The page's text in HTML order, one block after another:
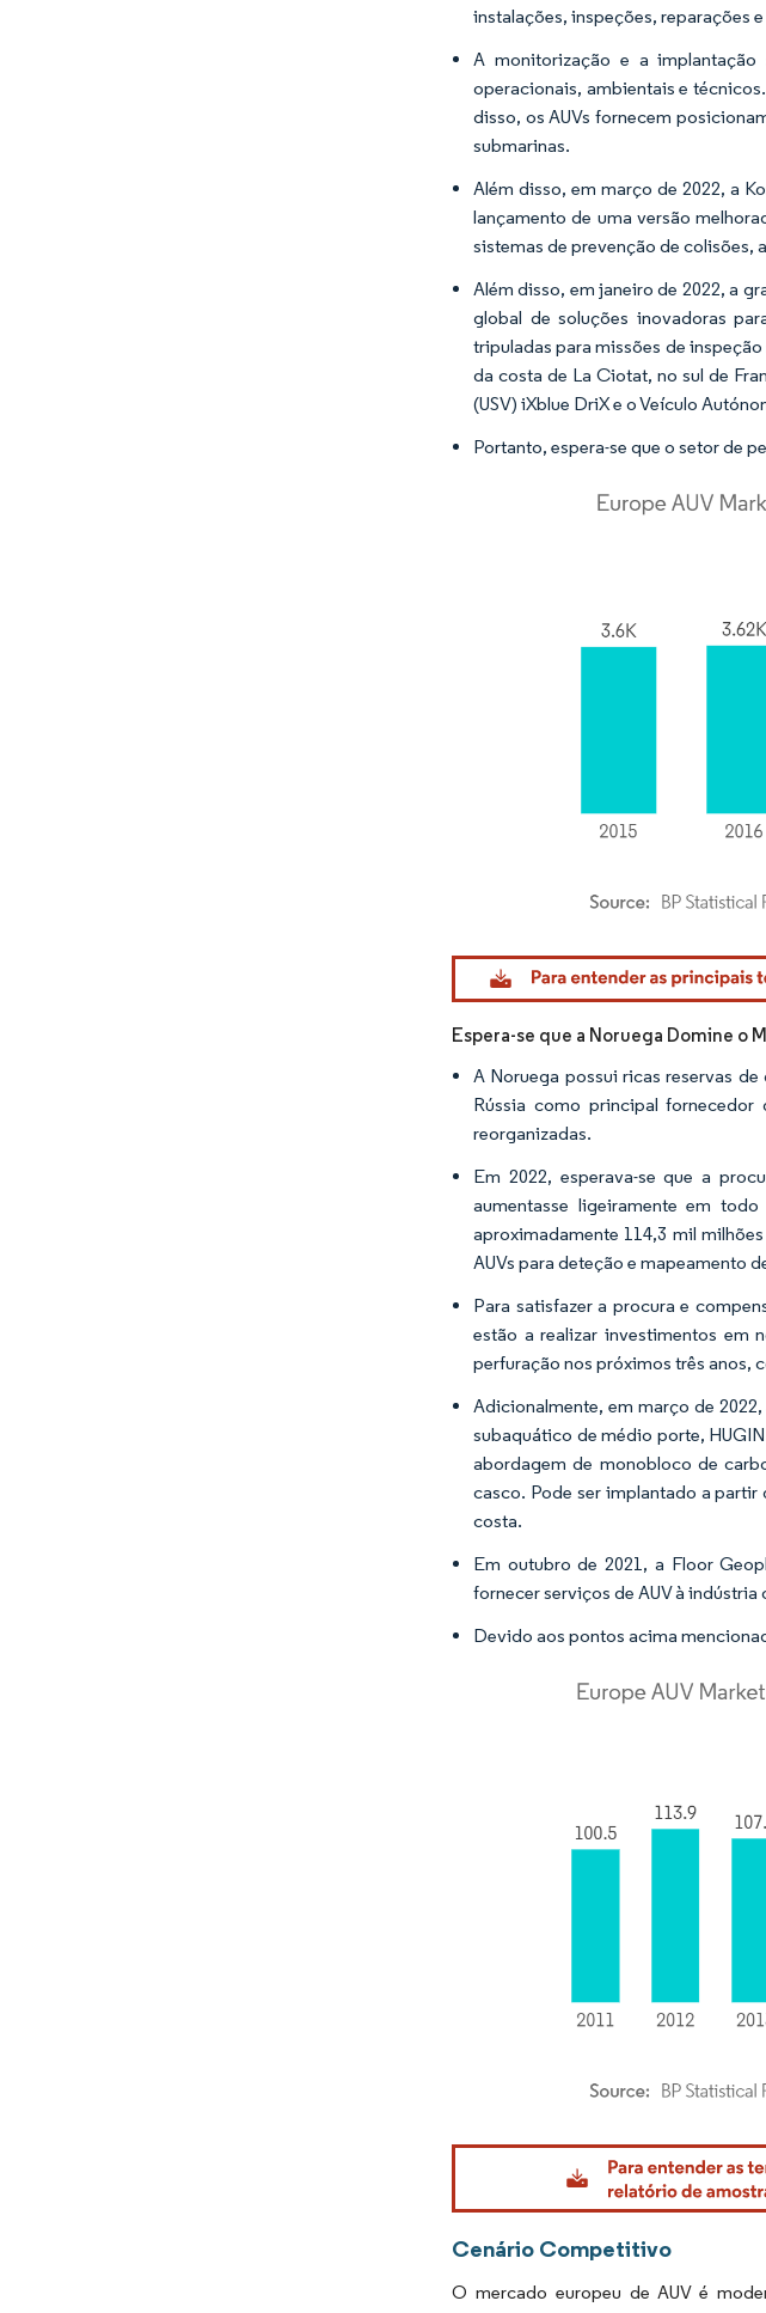
instalações, inspeções, reparações
A monitorização e a implantação
operacionais, ambientais e
disso, os AUVs fornecem
submarinas.
Além disso, em março de 2022, a
lançamento de uma versão
sistemas de prevenção de colisões,
Além disso, em janeiro de 2022, a
global de soluções inovadoras
tripuladas para missões de
da costa de La Ciotat, no sul de
(USV) iXblue DriX e o Veículo
Portanto, espera-se que o setor de
Imagem © Mordor Intelligence. O reuso requer
Espera-se que a Noruega Domine o
A Noruega possui ricas reservas
Rússia como principal
reorganizadas.
Em 2022, esperava-se que a
aumentasse ligeiramente em
aproximadamente 114,3 mil
AUVs para deteção e mapeamento
Para satisfazer a procura e
estão a realizar investimentos em
perfuração nos próximos três anos,
Adicionalmente, em março de
subaquático de médio porte,
abordagem de monobloco de
casco. Pode ser implantado a partir
costa.
Em outubro de 2021, a Floor
fornecer serviços de AUV à indústria
Devido aos pontos acima
Imagem © Mordor Intelligence. O reuso requer
Cenário Competitivo
O mercado europeu de AUV é